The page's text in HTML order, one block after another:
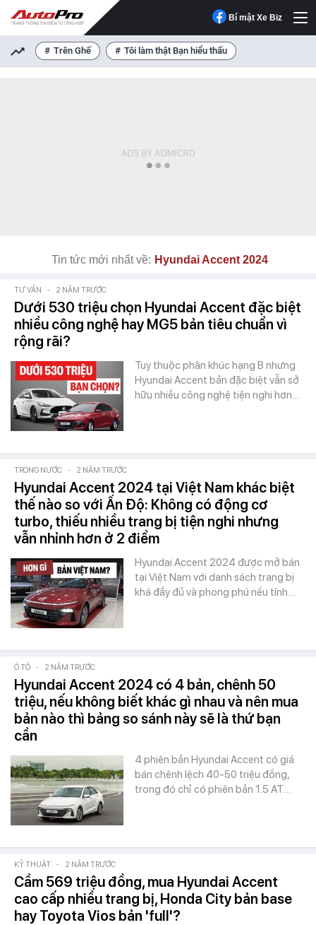
Bí mật Xe Biz
Trên Ghế Tôi làm thật Bạn hiểu thấu
Tin tức mới nhất về: Hyundai Accent 2024
TƯ VẤN - 2 NĂM TRƯỚC
Dưới 530 triệu chọn Hyundai Accent đặc biệt
nhiều công nghệ hay MG5 bản tiêu chuẩn vì
rộng rãi?
Tuy thuộc phân khúc hạng B nhưng
Hyundai Accent bản đặc biệt vẫn sở
hữu nhiều công nghệ tiện nghi hơn…
TRONG NƯỚC - 2 NĂM TRƯỚC
Hyundai Accent 2024 tại Việt Nam khác biệt
thế nào so với Ấn Độ: Không có động cơ
turbo, thiếu nhiều trang bị tiện nghi nhưng
vẫn nhỉnh hơn ở 2 điểm
Hyundai Accent 2024 được mở bán
tại Việt Nam với danh sách trang bị
khá đầy đủ và phong phú nếu tính…
Ô TÔ - 2 NĂM TRƯỚC
Hyundai Accent 2024 có 4 bản, chênh 50
triệu, nếu không biết khác gì nhau và nên mua
bản nào thì bảng so sánh này sẽ là thứ bạn
cần
4 phiên bản Hyundai Accent có giá
bán chênh lệch 40-50 triệu đồng,
trong đó chỉ có phiên bản 1.5 AT…
KỸ THUẬT - 2 NĂM TRƯỚC
Cầm 569 triệu đồng, mua Hyundai Accent
cao cấp nhiều trang bị, Honda City bản base
hay Toyota Vios bản 'full'?